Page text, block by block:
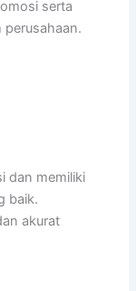
serta
perusahaan.
dan memiliki
baik.
akurat